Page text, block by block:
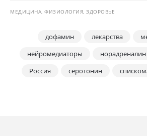
МЕДИЦИНА, ФИЗИОЛОГИЯ, ЗДОРОВЬЕ
дофамин лекарства
нейромедиаторы
норадреналин
Россия
серотонин